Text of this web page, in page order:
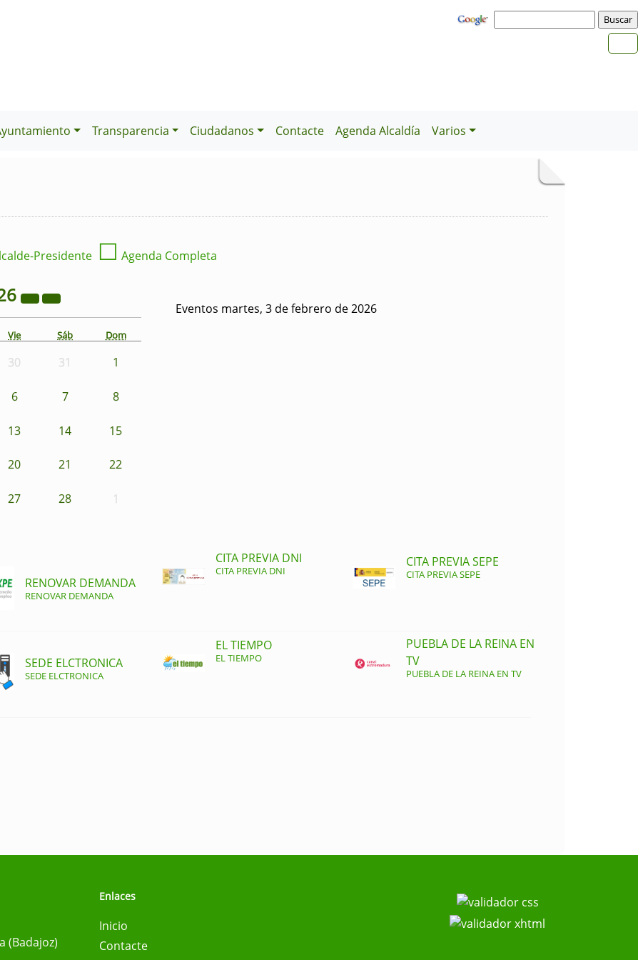
Transparencia Ciudadanos Contacte Agenda Alcaldía Varios
Presidente ☐ Agenda Completa
Vie Sáb Dom
30 31 1
6 7 8
13 14 15
20 21 22
27 28 1
Eventos martes, 3 de febrero de 2026
RENOVAR DEMANDA
RENOVAR DEMANDA
CITA PREVIA DNI
CITA PREVIA DNI
CITA PREVIA SEPE
CITA PREVIA SEPE
SEDE ELCTRONICA
SEDE ELCTRONICA
EL TIEMPO
EL TIEMPO
PUEBLA DE LA REINA EN
TV
PUEBLA DE LA REINA EN TV
(Badajoz)
Enlaces
Inicio
Contacte